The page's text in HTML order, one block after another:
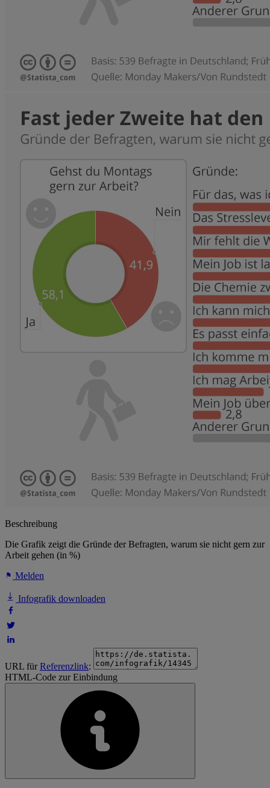
Beschreibung
Die Grafik zeigt die Gründe der Befragten, warum sie nicht gern zur
Arbeit gehen (in %)
Melden
Infografik downloaden
URL fürReferenzlink:
HTML-Code zur Einbindung